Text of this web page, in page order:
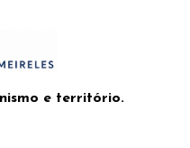
e território.